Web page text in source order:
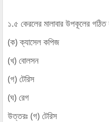
১.৫ কেরলের মালাবার উপকূলের গঠিত
(ক) ক্যাসেল কপিজ
(খ) বোলসন
(গ) টেরিস
(ঘ) রেগ
উত্তরঃ (গ) টেরিস